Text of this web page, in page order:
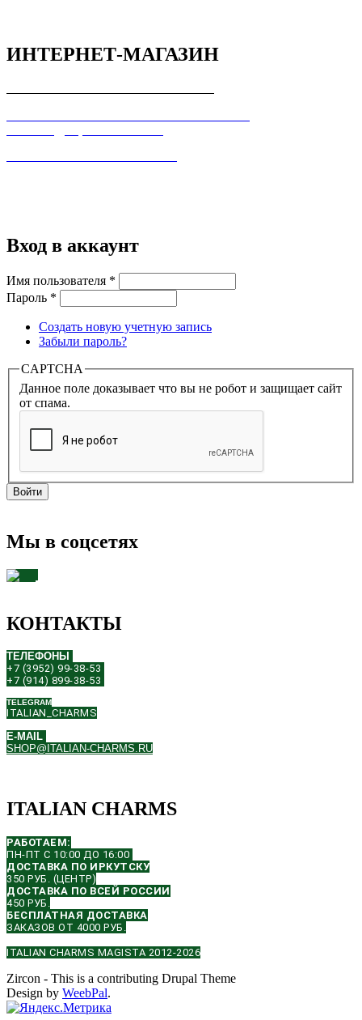
ИНТЕРНЕТ-МАГАЗИН
Вход в аккаунт
Имя пользователя *
Пароль *
Создать новую учетную запись
Забыли пароль?
CAPTCHA
Данное поле доказывает что вы не робот и защищает сайт
от спама.
Мы в соцсетях
КОНТАКТЫ
ТЕЛЕФОНЫ
+7 (3952) 99-38-53
+7 (914) 899-38-53
TELEGRAM
ITALIAN_CHARMS
E-MAIL
SHOP@ITALIAN-CHARMS.RU
ITALIAN CHARMS
РАБОТАЕМ:
ПН-ПТ С 10:00 ДО 16:00
ДОСТАВКА ПО ИРКУТСКУ
350 РУБ. (ЦЕНТР)
ДОСТАВКА ПО ВСЕЙ РОССИИ
450 РУБ.
БЕСПЛАТНАЯ ДОСТАВКА
ЗАКАЗОВ ОТ 4000 РУБ.
ITALIAN CHARMS MAGISTA 2012-2026
Zircon - This is a contributing Drupal Theme
Design by WeebPal.